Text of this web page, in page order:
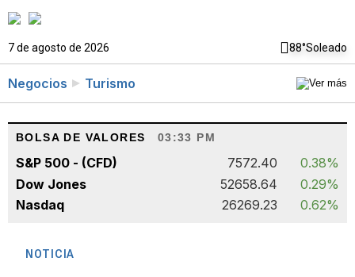
7 de agosto de 2026 88°Soleado
Negocios Turismo
BOLSA DE VALORES 03:33 PM
S&P 500 - (CFD) 7572.40
0.38%
Dow Jones
52658.64
0.29%
Nasdaq
26269.23 0.62%
NOTICIA